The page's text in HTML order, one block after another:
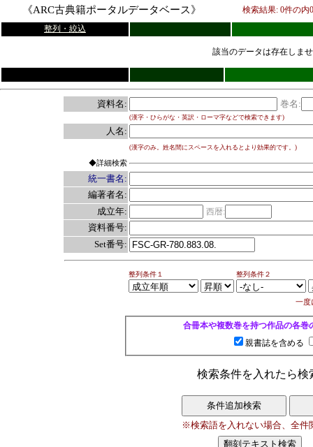
《ARC古典籍ポータルデータベース》 検索結果: 0件の内0
整列・絞込
該当のデータは存在しま
資料名: 巻名:
(漢字・ひらがな・英訳・ローマ字などで検索できます)
人名:
(漢字のみ。姓名間にスペースを入れるとより効果的です。)
◆詳細検索
統一書名:
編著者名:
成立年:
西暦:
資料番号:
Set番号:
整列条件１ 整列条件２
一度
合冊本や複数巻を持つ作品の各
親書誌を含める
検索条件を入れたら
※検索語を入れない場合、全件